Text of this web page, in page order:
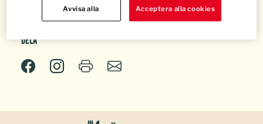
Dela
Avvisa alla Acceptera alla cookies